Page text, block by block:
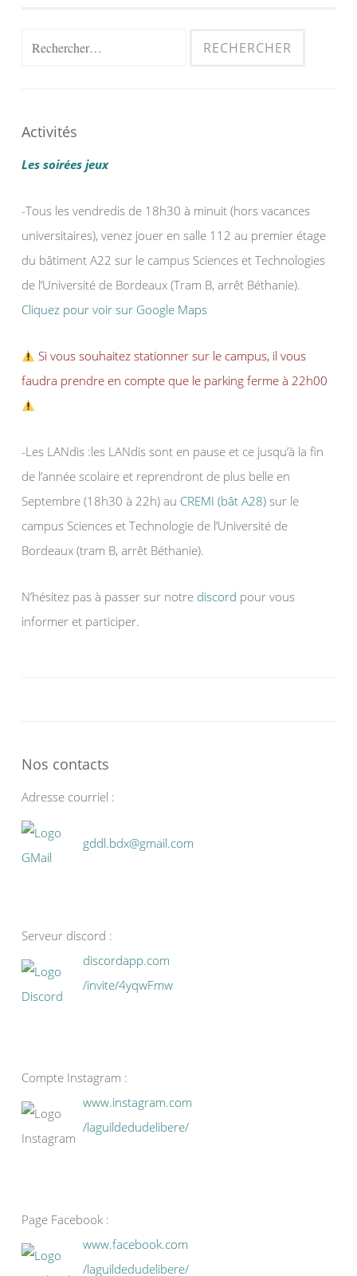
Rechercher :
Activités
Les soirées jeux
-Tous les vendredis de 18h30 à minuit (hors vacances
universitaires), venez jouer en salle 112 au premier étage
du bâtiment A22 sur le campus Sciences et Technologies
de l’Université de Bordeaux (Tram B, arrêt Béthanie).
Cliquez pour voir sur Google Maps
Si vous souhaitez stationner sur le campus, il vous
faudra prendre en compte que le parking ferme à 22h00
-Les LANdis :les LANdis sont en pause et ce jusqu’à la fin
de l’année scolaire et reprendront de plus belle en
Septembre (18h30 à 22h) au CREMI (bât A28) sur le
campus Sciences et Technologie de l’Université de
Bordeaux (tram B, arrêt Béthanie).
N’hésitez pas à passer sur notre discord pour vous
informer et participer.
Nos contacts
Adresse courriel :
gddl.bdx@gmail.com
Serveur discord :
discordapp.com
/invite/4yqwFmw
Compte Instagram :
www.instagram.com
/laguildedudelibere/
Page Facebook :
www.facebook.com
/laguildedudelibere/